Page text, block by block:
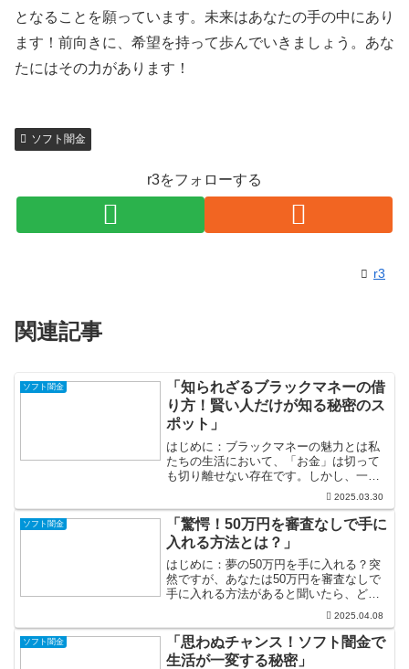
となることを願っています。未来はあなたの手の中にあり
ます！前向きに、希望を持って歩んでいきましょう。あな
たにはその力があります！
ソフト闇金
r3をフォローする
r3
関連記事
ソフト闇金
「知られざるブラックマネーの借
り方！賢い人だけが知る秘密のス
ポット」
はじめに：ブラックマネーの魅力とは私
たちの生活において、「お金」は切って
も切り離せない存在です。しかし、一般
の金融システムの中には、普段は目にす
ることのない「ブラックマネー」という
不思議な現象が存在しています。ブラッ
クマネーとは、合法的な手...
2025.03.30
ソフト闇金
「驚愕！50万円を審査なしで手に
入れる方法とは？」
はじめに：夢の50万円を手に入れる？突
然ですが、あなたは50万円を審査なしで
手に入れる方法があると聞いたら、どう
思いますか？多くの人が「そんな話、ど
こにあるの？」と疑いの目を向けるかも
しれません。しかし、実は我々の日常生
活の中に、思わぬ形で...
2025.04.08
ソフト闇金
「思わぬチャンス！ソフト闇金で
生活が一変する秘密」